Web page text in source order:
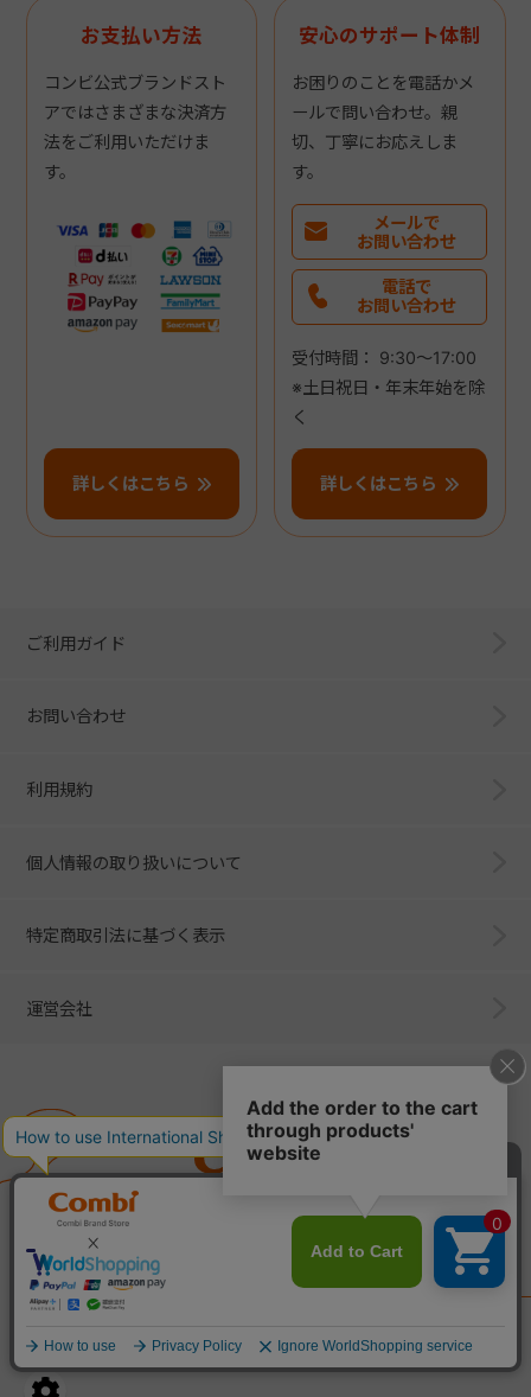
お支払い方法
コンビ公式ブランドスト
アではさまざまな決済方
法をご利用いただけま
す。
詳しくはこちら
安心のサポート体制
お困りのことを電話かメ
ールで問い合わせ。親
切、丁寧にお応えしま
す。
メールで
お問い合わせ
電話で
お問い合わせ
受付時間： 9:30～17:00
※土日祝日・年末年始を除
く
詳しくはこちら
ご利用ガイド
お問い合わせ
利用規約
個人情報の取り扱いについて
特定商取引法に基づく表示
運営会社
子育てに、イノベーションを。
ベビー用品のコンビ株式会社
All Right Reserved. Copyright © Combi Corporation.